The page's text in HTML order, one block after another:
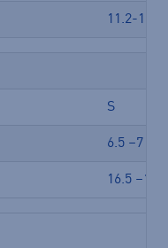
11.2-16.5
S
6.5 –7
16.5 –18.4